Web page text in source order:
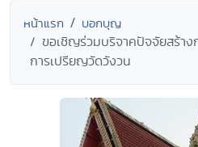
หน้าแรก บอกบุญ
ขอเชิญร่วมบริจาคปัจจัยสร้าง
การเปรียญวัดวังวน